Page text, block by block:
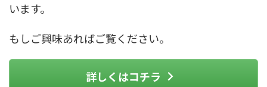
います。
もしご興味あればご覧ください。
詳しくはコチラ